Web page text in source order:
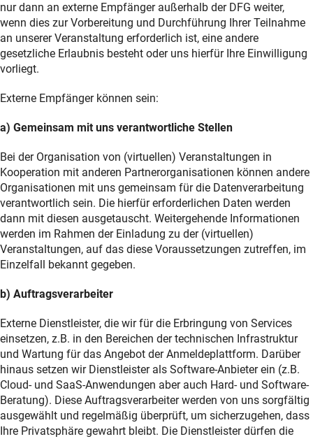
nur dann an externe Empfänger außerhalb der DFG weiter,
wenn dies zur Vorbereitung und Durchführung Ihrer Teilnahme
an unserer Veranstaltung erforderlich ist, eine andere
gesetzliche Erlaubnis besteht oder uns hierfür Ihre Einwilligung
vorliegt.
Externe Empfänger können sein:
a) Gemeinsam mit uns verantwortliche Stellen
Bei der Organisation von (virtuellen) Veranstaltungen in
Kooperation mit anderen Partnerorganisationen können andere
Organisationen mit uns gemeinsam für die Datenverarbeitung
verantwortlich sein. Die hierfür erforderlichen Daten werden
dann mit diesen ausgetauscht. Weitergehende Informationen
werden im Rahmen der Einladung zu der (virtuellen)
Veranstaltungen, auf das diese Voraussetzungen zutreffen, im
Einzelfall bekannt gegeben.
b) Auftragsverarbeiter
Externe Dienstleister, die wir für die Erbringung von Services
einsetzen, z.B. in den Bereichen der technischen Infrastruktur
und Wartung für das Angebot der Anmeldeplattform. Darüber
hinaus setzen wir Dienstleister als Software-Anbieter ein (z.B.
Cloud- und SaaS-Anwendungen aber auch Hard- und Software-
Beratung). Diese Auftragsverarbeiter werden von uns sorgfältig
ausgewählt und regelmäßig überprüft, um sicherzugehen, dass
Ihre Privatsphäre gewahrt bleibt. Die Dienstleister dürfen die